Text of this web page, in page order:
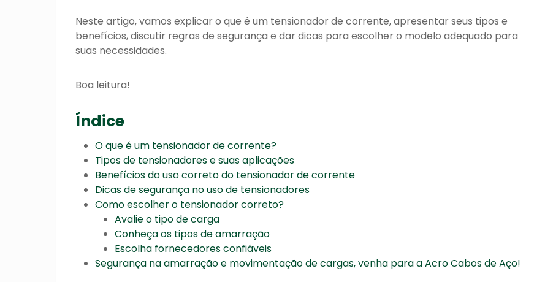
Neste artigo, vamos explicar o que é um tensionador de corrente, apresentar seus tipos e
benefícios, discutir regras de segurança e dar dicas para escolher o modelo adequado para
suas necessidades.
Boa leitura!
Índice
O que é um tensionador de corrente?
Tipos de tensionadores e suas aplicações
Benefícios do uso correto do tensionador de corrente
Dicas de segurança no uso de tensionadores
Como escolher o tensionador correto?
Avalie o tipo de carga
Conheça os tipos de amarração
Escolha fornecedores confiáveis
Segurança na amarração e movimentação de cargas, venha para a Acro Cabos de Aço!